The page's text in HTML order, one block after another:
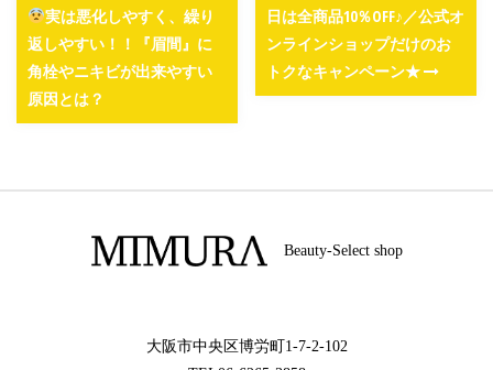
実は悪化しやすく、繰り
返しやすい！！『眉間』に
角栓やニキビが出来やすい
原因とは？
日は全商品10％OFF♪／公式オ
ンラインショップだけのお
トクなキャンペーン★
Beauty-Select shop
大阪市中央区博労町1-7-2-102